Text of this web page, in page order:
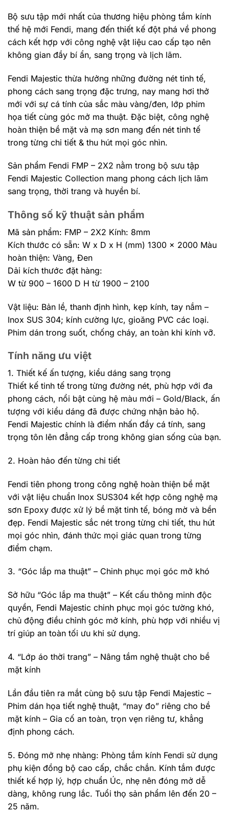
Bộ sưu tập mới nhất của thương hiệu phòng tắm kính
thế hệ mới Fendi, mang đến thiết kế đột phá về phong
cách kết hợp với công nghệ vật liệu cao cấp tạo nên
không gian đầy bí ẩn, sang trọng và lịch lãm.
Fendi Majestic thừa hưởng những đường nét tinh tế,
phong cách sang trọng đặc trưng, nay mang hơi thở
mới với sự cá tính của sắc màu vàng/đen, lớp phim
họa tiết cùng góc mở ma thuật. Đặc biệt, công nghệ
hoàn thiện bề mặt và mạ sơn mang đến nét tinh tế
trong từng chi tiết & thu hút mọi góc nhìn.
Sản phẩm Fendi FMP – 2X2 nằm trong bộ sưu tập
Fendi Majestic Collection mang phong cách lịch lãm
sang trọng, thời trang và huyền bí.
Thông số kỹ thuật sản phẩm
Mã sản phẩm: FMP – 2X2 Kính: 8mm
Kích thước có sẵn: W x D x H (mm) 1300 x 2000 Màu
hoàn thiện: Vàng, Đen
Dải kích thước đặt hàng:
W từ 900 – 1600 D H từ 1900 – 2100
Vật liệu: Bản lề, thanh định hình, kẹp kính, tay nắm –
Inox SUS 304; kính cường lực, gioăng PVC các loại.
Phim dán trong suốt, chống cháy, an toàn khi kính vỡ.
Tính năng ưu việt
1. Thiết kế ấn tượng, kiểu dáng sang trọng
Thiết kế tinh tế trong từng đường nét, phù hợp với đa
phong cách, nổi bật cùng hệ màu mới – Gold/Black, ấn
tượng với kiểu dáng đã được chứng nhận bảo hộ.
Fendi Majestic chính là điểm nhấn đầy cá tính, sang
trọng tôn lên đẳng cấp trong không gian sống của bạn.
2. Hoàn hảo đến từng chi tiết
Fendi tiên phong trong công nghệ hoàn thiện bề mặt
với vật liệu chuẩn Inox SUS304 kết hợp công nghệ mạ
sơn Epoxy được xử lý bề mặt tinh tế, bóng mờ và bền
đẹp. Fendi Majestic sắc nét trong từng chi tiết, thu hút
mọi góc nhìn, đánh thức mọi giác quan trong từng
điểm chạm.
3. “Góc lắp ma thuật” – Chinh phục mọi góc mở khó
Sở hữu “Góc lắp ma thuật” – Kết cấu thông minh độc
quyền, Fendi Majestic chinh phục mọi góc tường khó,
chủ động điều chỉnh góc mở kính, phù hợp với nhiều vị
trí giúp an toàn tối ưu khi sử dụng.
4. “Lớp áo thời trang” – Nâng tầm nghệ thuật cho bề
mặt kính
Lần đầu tiên ra mắt cùng bộ sưu tập Fendi Majestic –
Phim dán họa tiết nghệ thuật, “may đo” riêng cho bề
mặt kính – Gia cố an toàn, trọn vẹn riêng tư, khẳng
định phong cách.
5. Đóng mở nhẹ nhàng: Phòng tắm kính Fendi sử dụng
phụ kiện đồng bộ cao cấp, chắc chắn. Kính tắm được
thiết kế hợp lý, hợp chuẩn Úc, nhẹ nên đóng mở dễ
dàng, không rung lắc. Tuổi thọ sản phẩm lên đến 20 –
25 năm.